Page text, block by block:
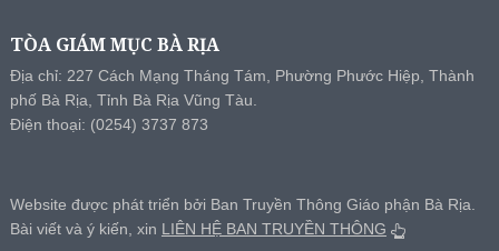
TÒA GIÁM MỤC BÀ RỊA
Địa chỉ: 227 Cách Mạng Tháng Tám, Phường Phước Hiệp, Thành
phố Bà Rịa, Tỉnh Bà Rịa Vũng Tàu.
Điện thoại: (0254) 3737 873
Website được phát triển bởi Ban Truyền Thông Giáo phận Bà Rịa.
Bài viết và ý kiến, xin LIÊN HỆ BAN TRUYỀN THÔNG